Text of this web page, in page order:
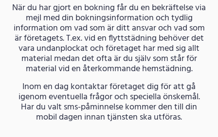
När du har gjort en bokning får du en bekräftelse via
mejl med din bokningsinformation och tydlig
information om vad som är ditt ansvar och vad som
är företagets. T.ex. vid en flyttstädning behöver det
vara undanplockat och företaget har med sig allt
material medan det ofta är du själv som står för
material vid en återkommande hemstädning.
Inom en dag kontaktar företaget dig för att gå
igenom eventuella frågor och speciella önskemål.
Har du valt sms-påminnelse kommer den till din
mobil dagen innan tjänsten ska utföras.